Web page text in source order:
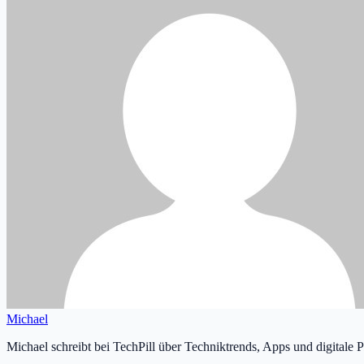
Michael
Michael schreibt bei TechPill über Techniktrends, Apps und digitale